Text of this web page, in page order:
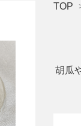
TOP
胡瓜